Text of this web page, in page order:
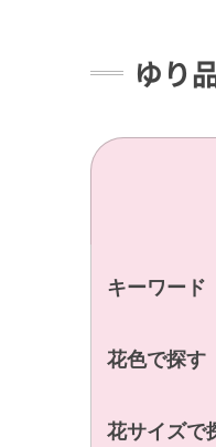
ゆり
キーワード
花色で探す
花サイズで